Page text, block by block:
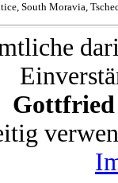
South Moravia,
Gottfried